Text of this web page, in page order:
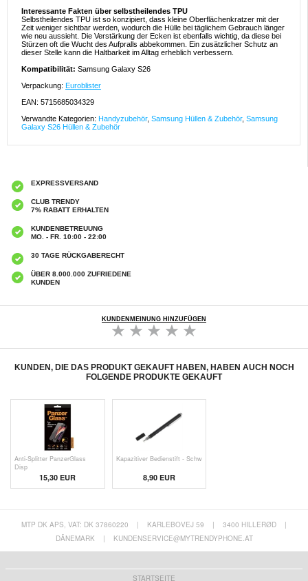
Interessante Fakten über selbstheilendes TPU
Selbstheilendes TPU ist so konzipiert, dass kleine Oberflächenkratzer mit der
Zeit weniger sichtbar werden, wodurch die Hülle bei täglichem Gebrauch länger
wie neu aussieht. Die Verstärkung der Ecken ist ebenfalls wichtig, da diese bei
Stürzen oft die Wucht des Aufpralls abbekommen. Ein zusätzlicher Schutz an
dieser Stelle kann die Haltbarkeit im Alltag erheblich verbessern.
Kompatibilität: Samsung Galaxy S26
Verpackung: Euroblister
EAN: 5715685034329
Verwandte Kategorien: Handyzubehör, Samsung Hüllen & Zubehör, Samsung
Galaxy S26 Hüllen & Zubehör
EXPRESSVERSAND
CLUB TRENDY
7% RABATT ERHALTEN
KUNDENBETREUUNG
MO. - FR. 10:00 - 22:00
30 TAGE RÜCKGABERECHT
ÜBER 8.000.000 ZUFRIEDENE
KUNDEN
KUNDENMEINUNG HINZUFÜGEN
KUNDEN, DIE DAS PRODUKT GEKAUFT HABEN, HABEN AUCH NOCH
FOLGENDE PRODUKTE GEKAUFT
Anti-Splitter PanzerGlass
Disp
15,30 EUR
Kapazitiver Bedienstift - Schw
8,90 EUR
MTP DK APS, VAT: DK 37860220 | KARLEBOVEJ 59 | 3400 HILLERØD
|
DÄNEMARK
| KUNDENSERVICE@MYTRENDYPHONE.AT
STARTSEITE